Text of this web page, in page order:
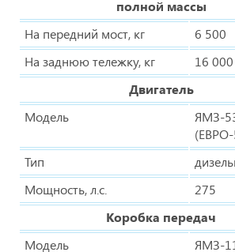
полной массы
На передний мост, кг
6 500
На заднюю тележку, кг
16 000
Двигатель
Модель
ЯМЗ-
Тип
Мощность, л.с.
275
Коробка передач
Модель
ЯМЗ-